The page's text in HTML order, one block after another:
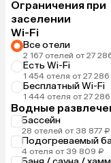
Ограничения при
заселении
Wi-Fi
Все отели
2 167 отелей от 27
Есть Wi-Fi
1 454 отеля от 27
Бесплатный Wi-Fi
1 444 отеля от 27
Водные
Бассейн
28 отелей от 38 877 ₽
Подогреваемый
4 отеля от 39 809 ₽